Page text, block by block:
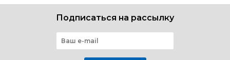
Подписаться на рассылку